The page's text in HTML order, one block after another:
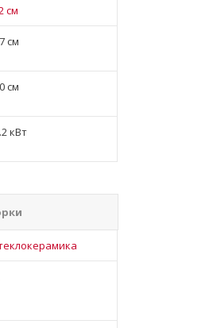
см
см
см
кВт